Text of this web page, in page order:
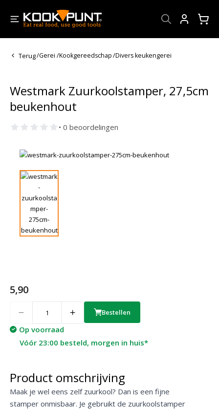
Terug/Gerei /Kookgereedschap/Divers keukengerei
Westmark Zuurkoolstamper, 27,5cm
beukenhout
• 0 beoordelingen
5,90
Bestellen
Op voorraad
Vóór 23:00 besteld, morgen in huis*
Product omschrijving
Maak je wel eens zelf zuurkool? Dan is een fijne
stamper onmisbaar. Je gebruikt de zuurkoolstamper